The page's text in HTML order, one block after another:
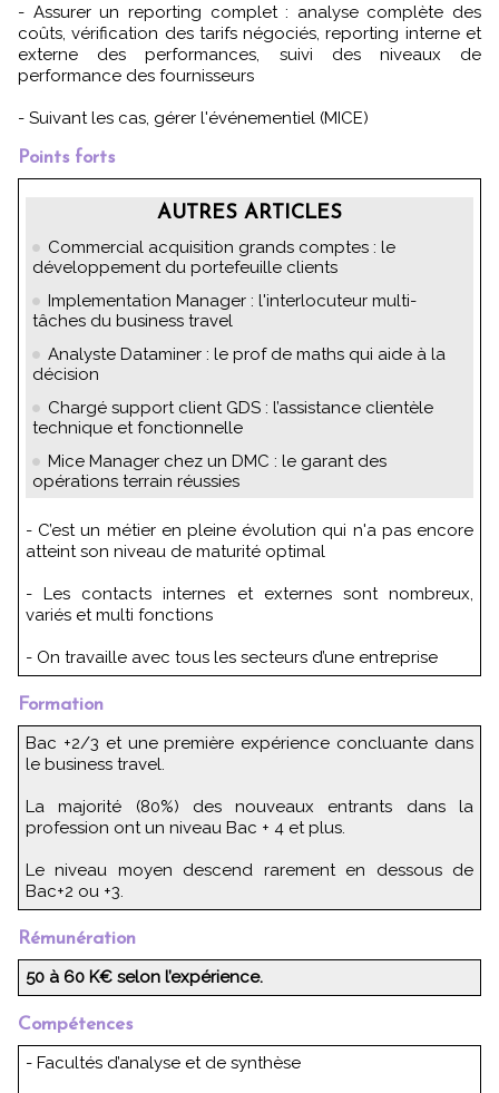
- Assurer un reporting complet : analyse complète des
coûts, vérification des tarifs négociés, reporting interne et
externe des performances, suivi des niveaux de
performance des fournisseurs
- Suivant les cas, gérer l'événementiel (MICE)
Points forts
AUTRES ARTICLES
Commercial acquisition grands comptes : le
développement du portefeuille clients
Implementation Manager : l'interlocuteur multi-
tâches du business travel
Analyste Dataminer : le prof de maths qui aide à la
décision
Chargé support client GDS : l’assistance clientèle
technique et fonctionnelle
Mice Manager chez un DMC : le garant des
opérations terrain réussies
- C’est un métier en pleine évolution qui n'a pas encore
atteint son niveau de maturité optimal
- Les contacts internes et externes sont nombreux,
variés et multi fonctions
- On travaille avec tous les secteurs d’une entreprise
Formation
Bac +2/3 et une première expérience concluante dans
le business travel.
La majorité (80%) des nouveaux entrants dans la
profession ont un niveau Bac + 4 et plus.
Le niveau moyen descend rarement en dessous de
Bac+2 ou +3.
Rémunération
50 à 60 K€ selon l’expérience.
Compétences
- Facultés d’analyse et de synthèse